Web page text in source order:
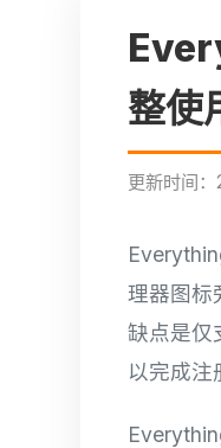
整使
更新时间
理器图标
缺点是仅
以完成注